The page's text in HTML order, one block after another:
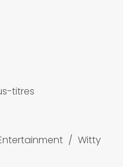
titres
/ Witty